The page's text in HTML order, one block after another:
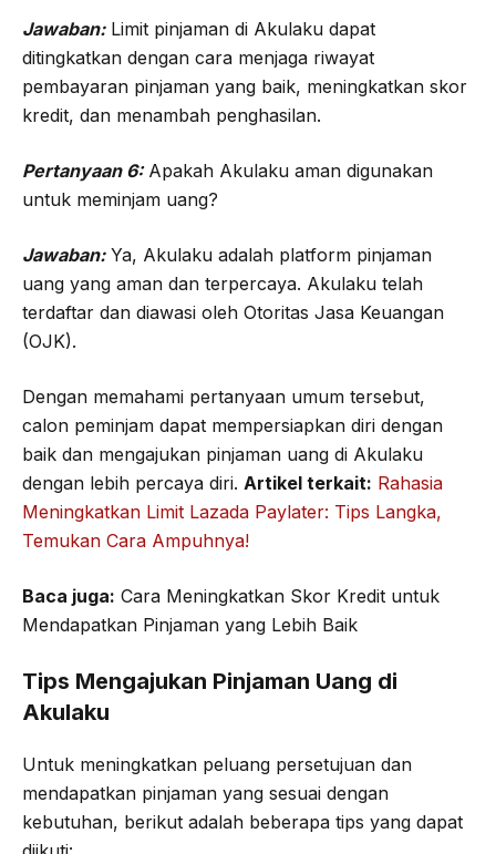
Jawaban:Limit pinjaman di Akulaku dapat
ditingkatkan dengan cara menjaga riwayat
pembayaran pinjaman yang baik, meningkatkan skor
kredit, dan menambah penghasilan.
Pertanyaan 6:Apakah Akulaku aman digunakan
untuk meminjam uang?
Jawaban:Ya, Akulaku adalah platform pinjaman
uang yang aman dan terpercaya. Akulaku telah
terdaftar dan diawasi oleh Otoritas Jasa Keuangan
(OJK).
Dengan memahami pertanyaan umum tersebut,
calon peminjam dapat mempersiapkan diri dengan
baik dan mengajukan pinjaman uang di Akulaku
dengan lebih percaya diri. Artikel terkait: Rahasia
Meningkatkan Limit Lazada Paylater: Tips Langka,
Temukan Cara Ampuhnya!
Baca juga: Cara Meningkatkan Skor Kredit untuk
Mendapatkan Pinjaman yang Lebih Baik
Tips Mengajukan Pinjaman Uang di
Akulaku
Untuk meningkatkan peluang persetujuan dan
mendapatkan pinjaman yang sesuai dengan
kebutuhan, berikut adalah beberapa tips yang dapat